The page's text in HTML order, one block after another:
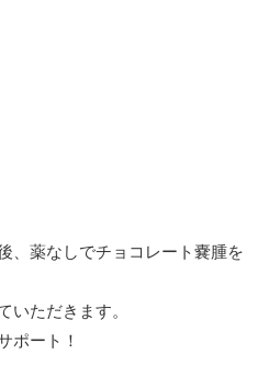
、薬なしでチョコレート嚢腫を
いただきます。⁡
ポート！